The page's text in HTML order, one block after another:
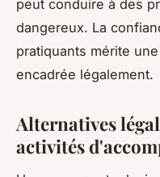
peut conduire à des
dangereux. La
pratiquants mérite
encadrée légalement.
Alternatives
activités